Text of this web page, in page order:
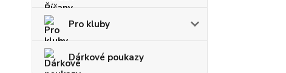
Pro kluby
Dárkové poukazy